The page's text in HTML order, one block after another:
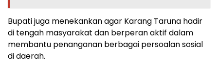
Bupati juga menekankan agar Karang Taruna hadir
di tengah masyarakat dan berperan aktif dalam
membantu penanganan berbagai persoalan sosial
di daerah.